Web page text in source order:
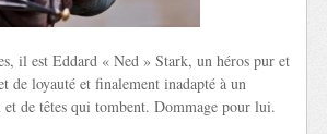
il est Eddard « Ned » Stark, un héros pur et
de loyauté et finalement inadapté à un
de têtes qui tombent. Dommage pour lui.